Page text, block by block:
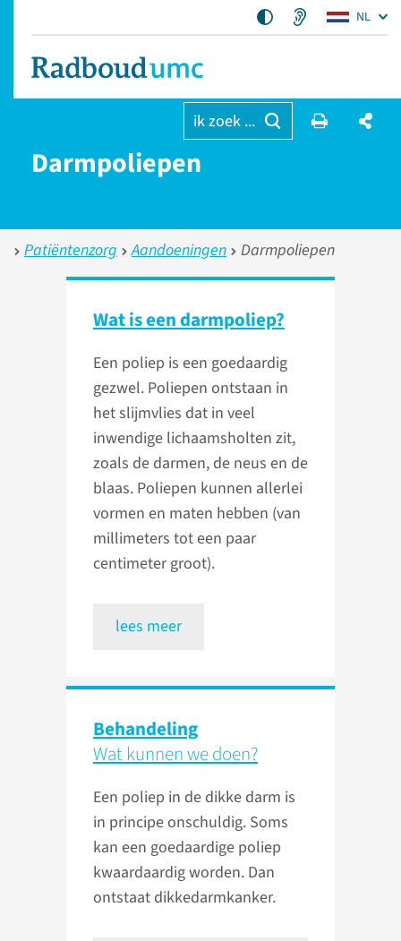
NL
ik zoek ...
Darmpoliepen
Patiëntenzorg Aandoeningen Darmpoliepen
Wat is een darmpoliep?
Een poliep is een goedaardig
gezwel. Poliepen ontstaan in
het slijmvlies dat in veel
inwendige lichaamsholten zit,
zoals de darmen, de neus en de
blaas. Poliepen kunnen allerlei
vormen en maten hebben (van
millimeters tot een paar
centimeter groot).
lees meer
Behandeling
Wat kunnen we doen?
Een poliep in de dikke darm is
in principe onschuldig. Soms
kan een goedaardige poliep
kwaardaardig worden. Dan
ontstaat dikkedarmkanker.